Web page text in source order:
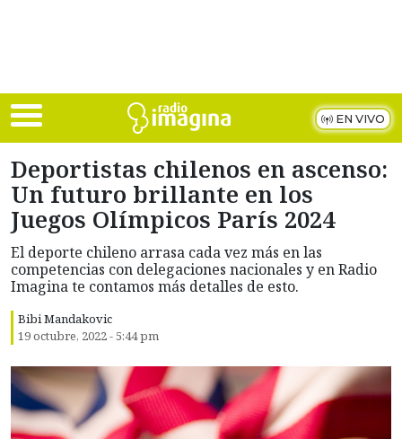
EN VIVO
Deportistas chilenos en ascenso:
Un futuro brillante en los
Juegos Olímpicos París 2024
El deporte chileno arrasa cada vez más en las
competencias con delegaciones nacionales y en Radio
Imagina te contamos más detalles de esto.
Bibi Mandakovic
19 octubre, 2022 - 5:44 pm